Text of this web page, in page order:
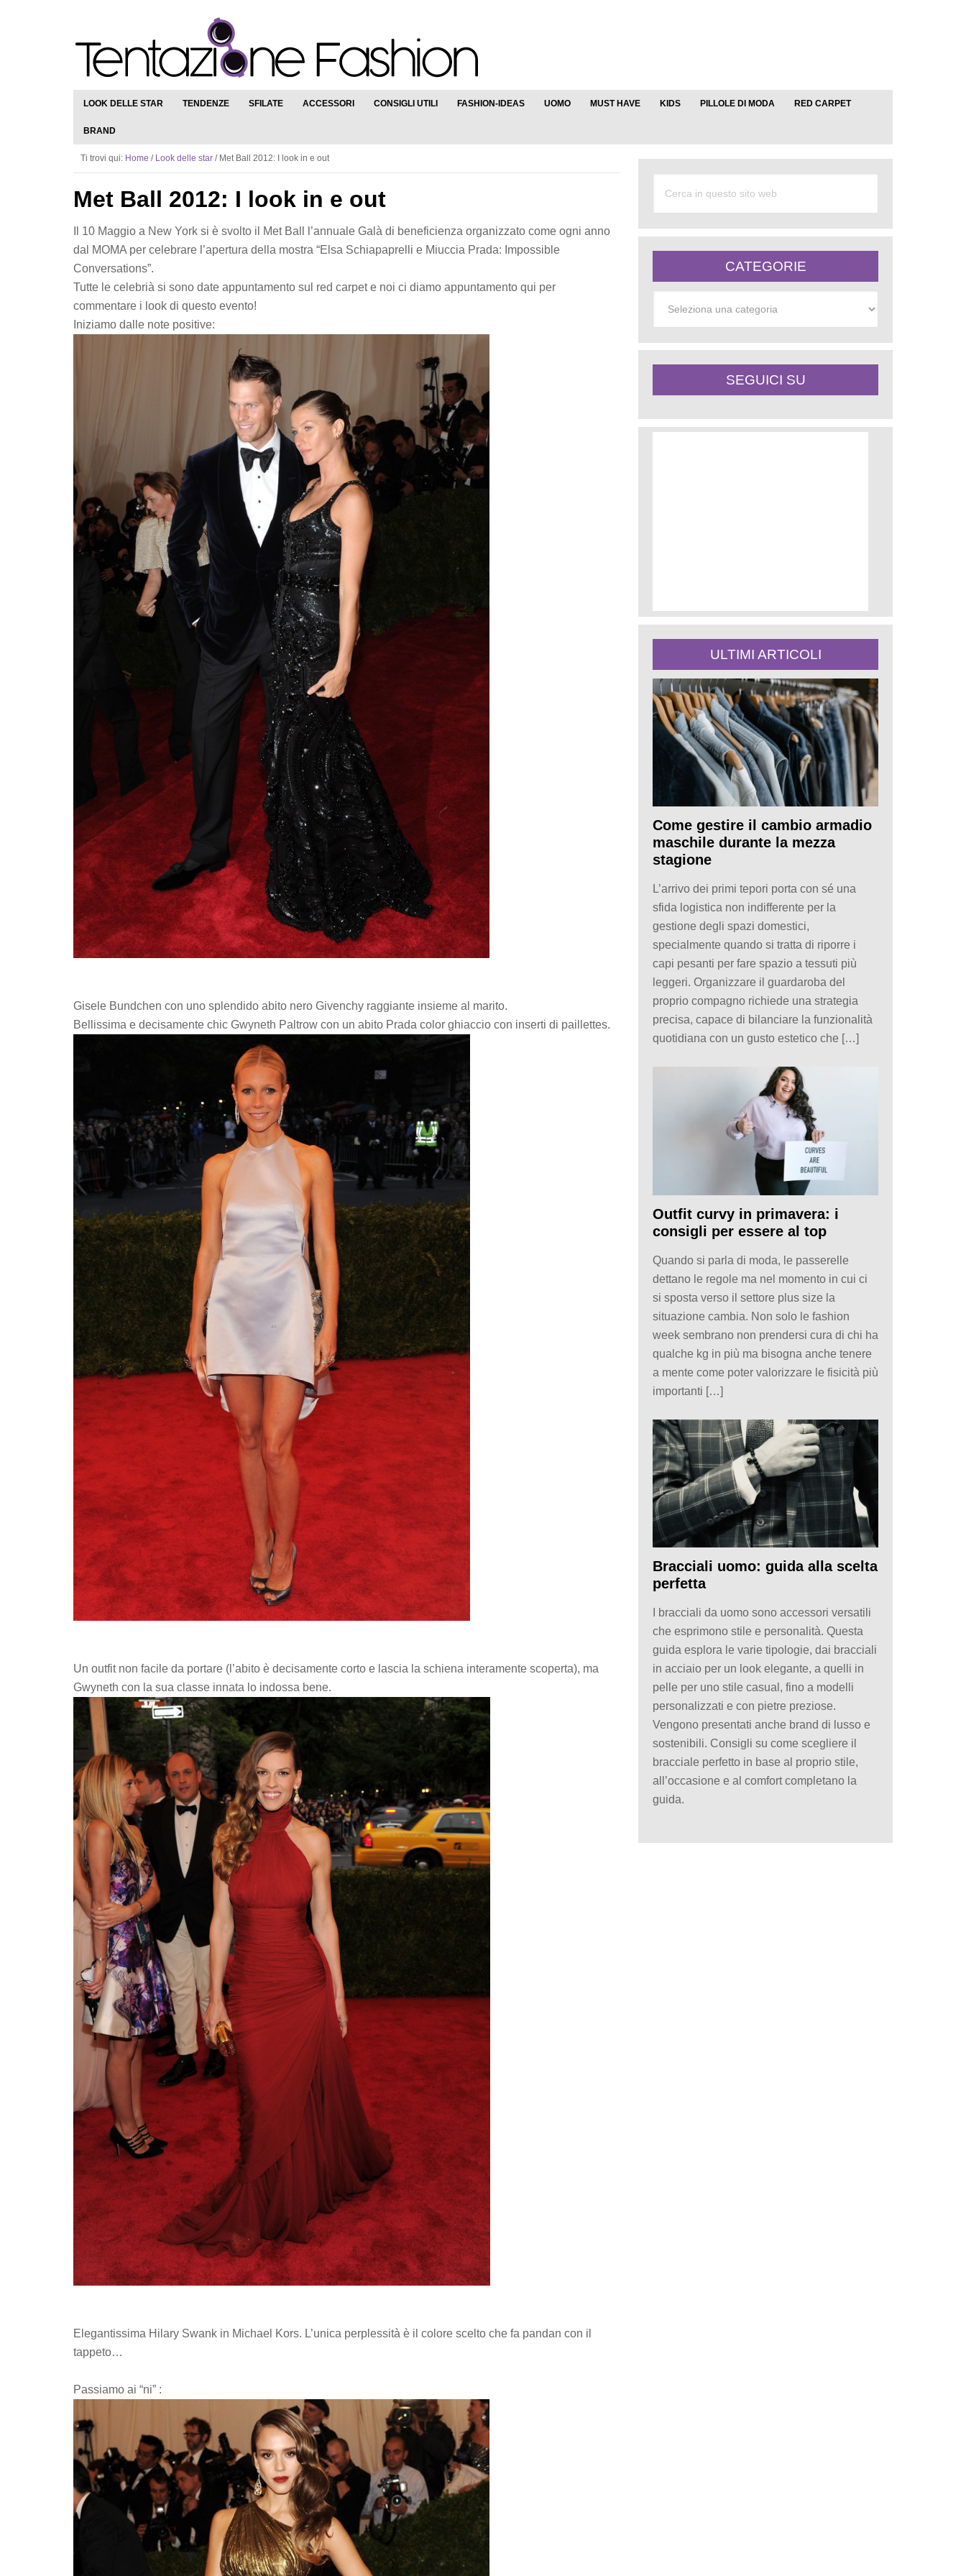
LOOK DELLE STAR TENDENZE SFILATE ACCESSORI CONSIGLI UTILI FASHION-IDEAS UOMO MUST HAVE KIDS PILLOLE DI MODA RED CARPET
BRAND
Ti trovi qui: Home / Look delle star /Met Ball 2012: I look in e out
Met Ball 2012: I look in e out
Il 10 Maggio a New York si è svolto il Met Ball l’annuale Galà di beneficienza organizzato come ogni anno
dal MOMA per celebrare l’apertura della mostra “Elsa Schiapaprelli e Miuccia Prada: Impossible
Conversations”.
Tutte le celebrià si sono date appuntamento sul red carpet e noi ci diamo appuntamento qui per
commentare i look di questo evento!
Iniziamo dalle note positive:
Gisele Bundchen con uno splendido abito nero Givenchy raggiante insieme al marito.
Bellissima e decisamente chic Gwyneth Paltrow con un abito Prada color ghiaccio con inserti di paillettes.
Un outfit non facile da portare (l’abito è decisamente corto e lascia la schiena interamente scoperta), ma
Gwyneth con la sua classe innata lo indossa bene.
Elegantissima Hilary Swank in Michael Kors. L’unica perplessità è il colore scelto che fa pandan con il
tappeto…
Passiamo ai “ni” :
CATEGORIE
SEGUICI SU
ULTIMI ARTICOLI
Come gestire il cambio armadio
maschile durante la mezza
stagione
L’arrivo dei primi tepori porta con sé una
sfida logistica non indifferente per la
gestione degli spazi domestici,
specialmente quando si tratta di riporre i
capi pesanti per fare spazio a tessuti più
leggeri. Organizzare il guardaroba del
proprio compagno richiede una strategia
precisa, capace di bilanciare la funzionalità
quotidiana con un gusto estetico che […]
Outfit curvy in primavera: i
consigli per essere al top
Quando si parla di moda, le passerelle
dettano le regole ma nel momento in cui ci
si sposta verso il settore plus size la
situazione cambia. Non solo le fashion
week sembrano non prendersi cura di chi ha
qualche kg in più ma bisogna anche tenere
a mente come poter valorizzare le fisicità più
importanti […]
Bracciali uomo: guida alla scelta
perfetta
I bracciali da uomo sono accessori versatili
che esprimono stile e personalità. Questa
guida esplora le varie tipologie, dai bracciali
in acciaio per un look elegante, a quelli in
pelle per uno stile casual, fino a modelli
personalizzati e con pietre preziose.
Vengono presentati anche brand di lusso e
sostenibili. Consigli su come scegliere il
bracciale perfetto in base al proprio stile,
all’occasione e al comfort completano la
guida.